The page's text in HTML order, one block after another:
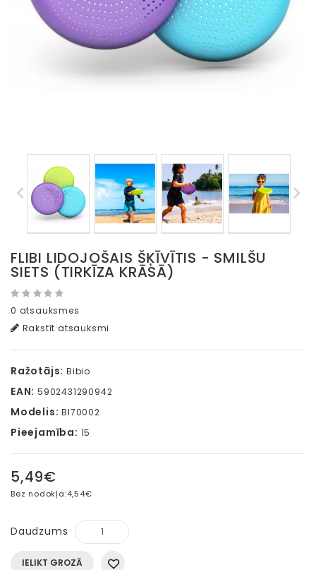
FLIBI LIDOJOŠAIS ŠĶĪVĪTIS - SMILŠU
SIETS (TIRKĪZA KRĀSĀ)
0 atsauksmes
Rakstīt atsauksmi
Ražotājs: Bibio
EAN: 5902431290942
Modelis: BI70002
Pieejamība: 15
5,49€
Bez nodokļa:4,54€
Daudzums
IELIKT GROZĀ